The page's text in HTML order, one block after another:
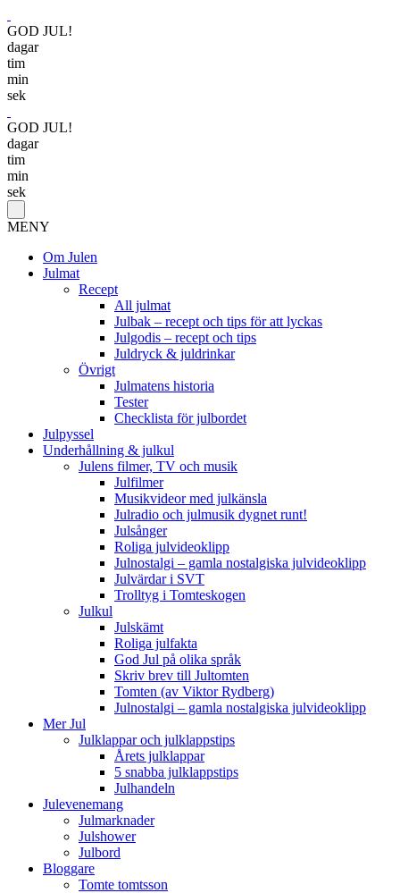
GOD JUL!
dagar
tim
min
sek
GOD JUL!
dagar
tim
min
sek
MENY
Om Julen
Julmat
Recept
All julmat
Julbak – recept och tips för att lyckas
Julgodis – recept och tips
Juldryck & juldrinkar
Övrigt
Julmatens historia
Tester
Checklista för julbordet
Julpyssel
Underhållning & julkul
Julens filmer, TV och musik
Julfilmer
Musikvideor med julkänsla
Julradio och julmusik dygnet runt!
Julsånger
Roliga julvideoklipp
Julnostalgi – gamla nostalgiska julvideoklipp
Julvärdar i SVT
Trolltyg i Tomteskogen
Julkul
Julskämt
Roliga julfakta
God Jul på olika språk
Skriv brev till Jultomten
Tomten (av Viktor Rydberg)
Julnostalgi – gamla nostalgiska julvideoklipp
Mer Jul
Julklappar och julklappstips
Årets julklappar
5 snabba julklappstips
Julhandeln
Julevenemang
Julmarknader
Julshower
Julbord
Bloggare
Tomte tomtsson